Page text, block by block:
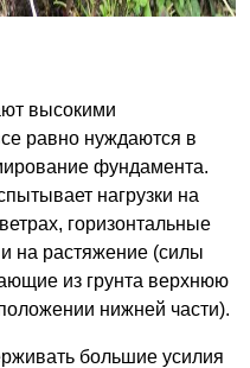
высокими
равно нуждаются в
фундамента.
нагрузки на
горизонтальные
на растяжение (силы
из грунта верхнюю
нижней части).
большие усилия